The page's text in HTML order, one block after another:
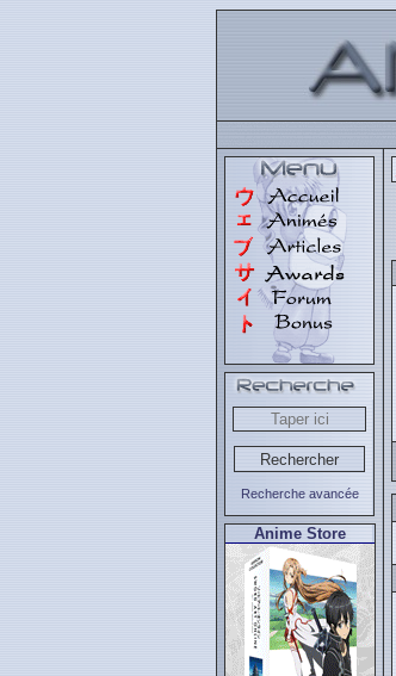
Recherche avancée
Anime Store